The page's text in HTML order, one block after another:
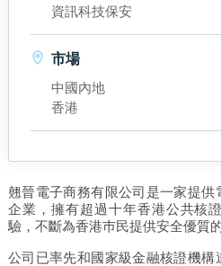
資訊科技保安
市場
中國內地
香港
翹晉電子商務有限公司是一家提供
企業，擁有超過十年香港公共核
驗，不斷為香港巿民提供安全優質
公司已率先和國家級金融核證機